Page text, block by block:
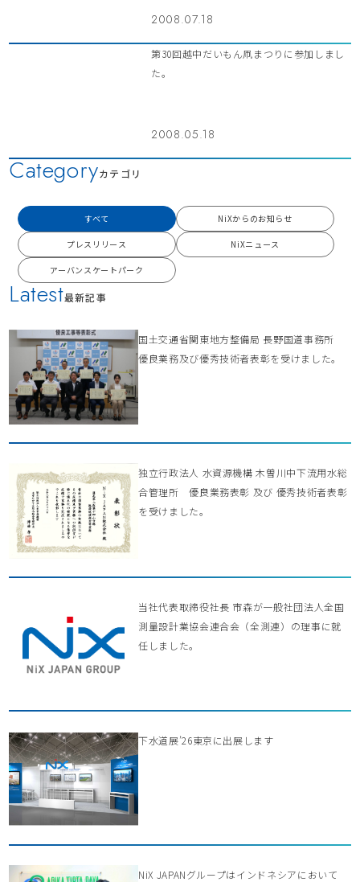
2008.07.18
第30回越中だいもん凧まつりに参加しまし
た。
2008.05.18
Latest最新記事
国土交通省関東地方整備局 長野国道事務所
優良業務及び優秀技術者表彰を受けました。
独立行政法人 水資源機構 木曽川中下流用水総
合管理所 優良業務表彰 及び 優秀技術者表彰
を受けました。
当社代表取締役社長 市森が一般社団法人全国
測量設計業協会連合会（全測連）の理事に就
任しました。
下水道展’26東京に出展します
NiX JAPANグループはインドネシアにおいて
Categoryカテゴリ
すべて NiXからのお知らせ
プレスリリース NiXニュース
アーバンスケートパーク